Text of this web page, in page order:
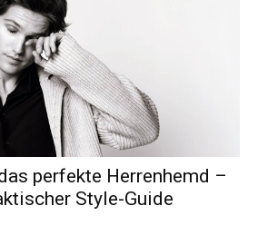
perfekte Herrenhemd –
Style-Guide